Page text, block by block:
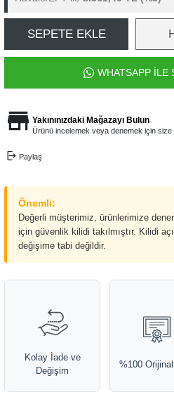
SEPETE EKLE
WHATSAPP İLE
Yakınınızdaki Mağazayı Bulun
Ürünü incelemek veya denemek için size
Paylaş
Önemli:
Değerli müşterimiz, ürünlerimize
için güvenlik kilidi takılmıştır. Kilidi
değişime tabi değildir.
Kolay İade ve
Değişim
%100